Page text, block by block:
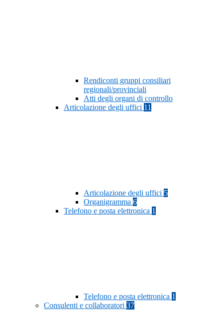
Rendiconti gruppi consiliari
regionali/provinciali
Atti degli organi di controllo
Articolazione degli uffici 11
Articolazione degli uffici 5
Organigramma 6
Telefono e posta elettronica 1
Telefono e posta elettronica 1
Consulenti e collaboratori 37